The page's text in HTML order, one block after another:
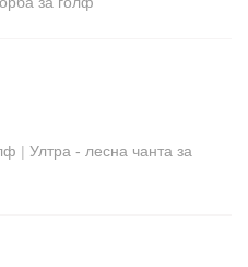
| Ултра - лесна чанта за